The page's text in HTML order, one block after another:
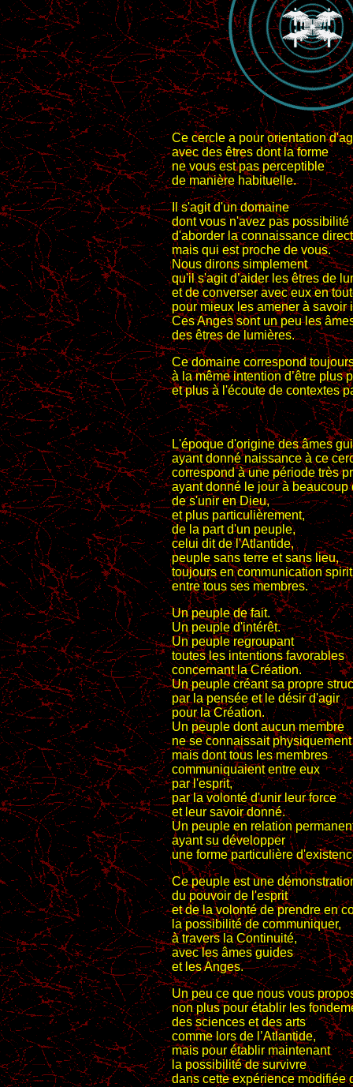
Ce cercle a pour orientation
avec des êtres dont la forme
ne vous est pas perceptible
de manière habituelle.
Il s'agit d'un domaine
dont vous n'avez pas possibilité
d'aborder la connaissance
mais qui est proche de vous.
Nous dirons simplement
qu'il s'agit d’aider les êtres de
et de converser avec eux en
pour mieux les amener à savoir
Ces Anges sont un peu les
des êtres de lumières.
Ce domaine correspond
à la même intention d’être plus
et plus à l'écoute de contextes
L'époque d'origine des âmes
ayant donné naissance à ce
correspond à une période très
ayant donné le jour à beaucoup
de s'unir en Dieu,
et plus particulièrement,
de la part d'un peuple,
celui dit de l'Atlantide,
peuple sans terre et sans lieu,
toujours en communication
entre tous ses membres.
Un peuple de fait.
Un peuple d'intérêt.
Un peuple regroupant
toutes les intentions favorables
concernant la Création.
Un peuple créant sa propre
par la pensée et le désir d'agir
pour la Création.
Un peuple dont aucun membre
ne se connaissait physiquement
mais dont tous les membres
communiquaient entre eux
par l'esprit,
par la volonté d'unir leur force
et leur savoir donné.
Un peuple en relation
ayant su développer
une forme particulière
Ce peuple est une
du pouvoir de l'esprit
et de la volonté de prendre en
la possibilité de communiquer,
à travers la Continuité,
avec les âmes guides
et les Anges.
Un peu ce que nous vous
non plus pour établir les
des sciences et des arts
comme lors de l’Atlantide,
mais pour établir maintenant
la possibilité de survivre
dans cette expérience modifiée